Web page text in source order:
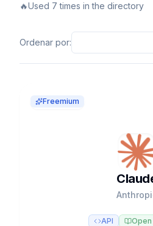
🔥Used 7 times in the directory
Ordenar por:
Freemium
API Open